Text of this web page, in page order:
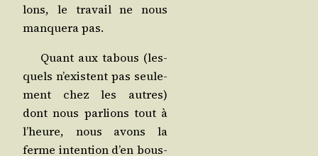
lons, le tra­vail ne nous
man­que­ra pas.
Quant aux tabous (les­
quels n’existent pas seule­
ment chez les autres)
dont nous par­lions tout à
l’heure, nous avons la
ferme inten­tion d’en bous­